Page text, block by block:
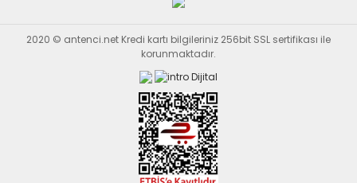
2020 © antenci.net Kredi kartı bilgileriniz 256bit SSL sertifikası ile
korunmaktadır.